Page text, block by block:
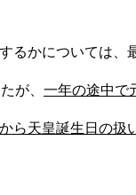
るかについては、
が、 一年の途中で
ら天皇誕生日の扱